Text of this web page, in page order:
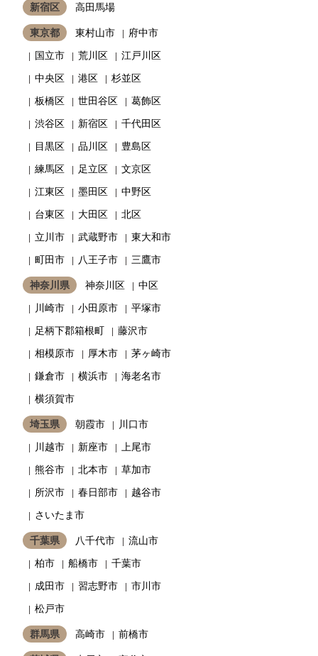
新宿区 高田馬場
東京都 東村山市
府中市
国立市
荒川区
江戸川区
中央区
港区
杉並区
板橋区
世田谷区
葛飾区
渋谷区
新宿区
千代田区
目黒区
品川区
豊島区
練馬区
足立区
文京区
江東区
墨田区
中野区
台東区
大田区
北区
立川市
武蔵野市
東大和市
町田市
八王子市 三鷹市
神奈川県 神奈川区
中区
川崎市
小田原市
平塚市
足柄下郡箱根町
藤沢市
相模原市
厚木市
茅ヶ崎市
鎌倉市
横浜市
海老名市
横須賀市
埼玉県 朝霞市
川口市
川越市
新座市
上尾市
熊谷市
北本市
草加市
所沢市
春日部市
越谷市
さいたま市
千葉県 八千代市
流山市
柏市
船橋市
千葉市
成田市
習志野市
市川市
松戸市
群馬県 高崎市 前橋市